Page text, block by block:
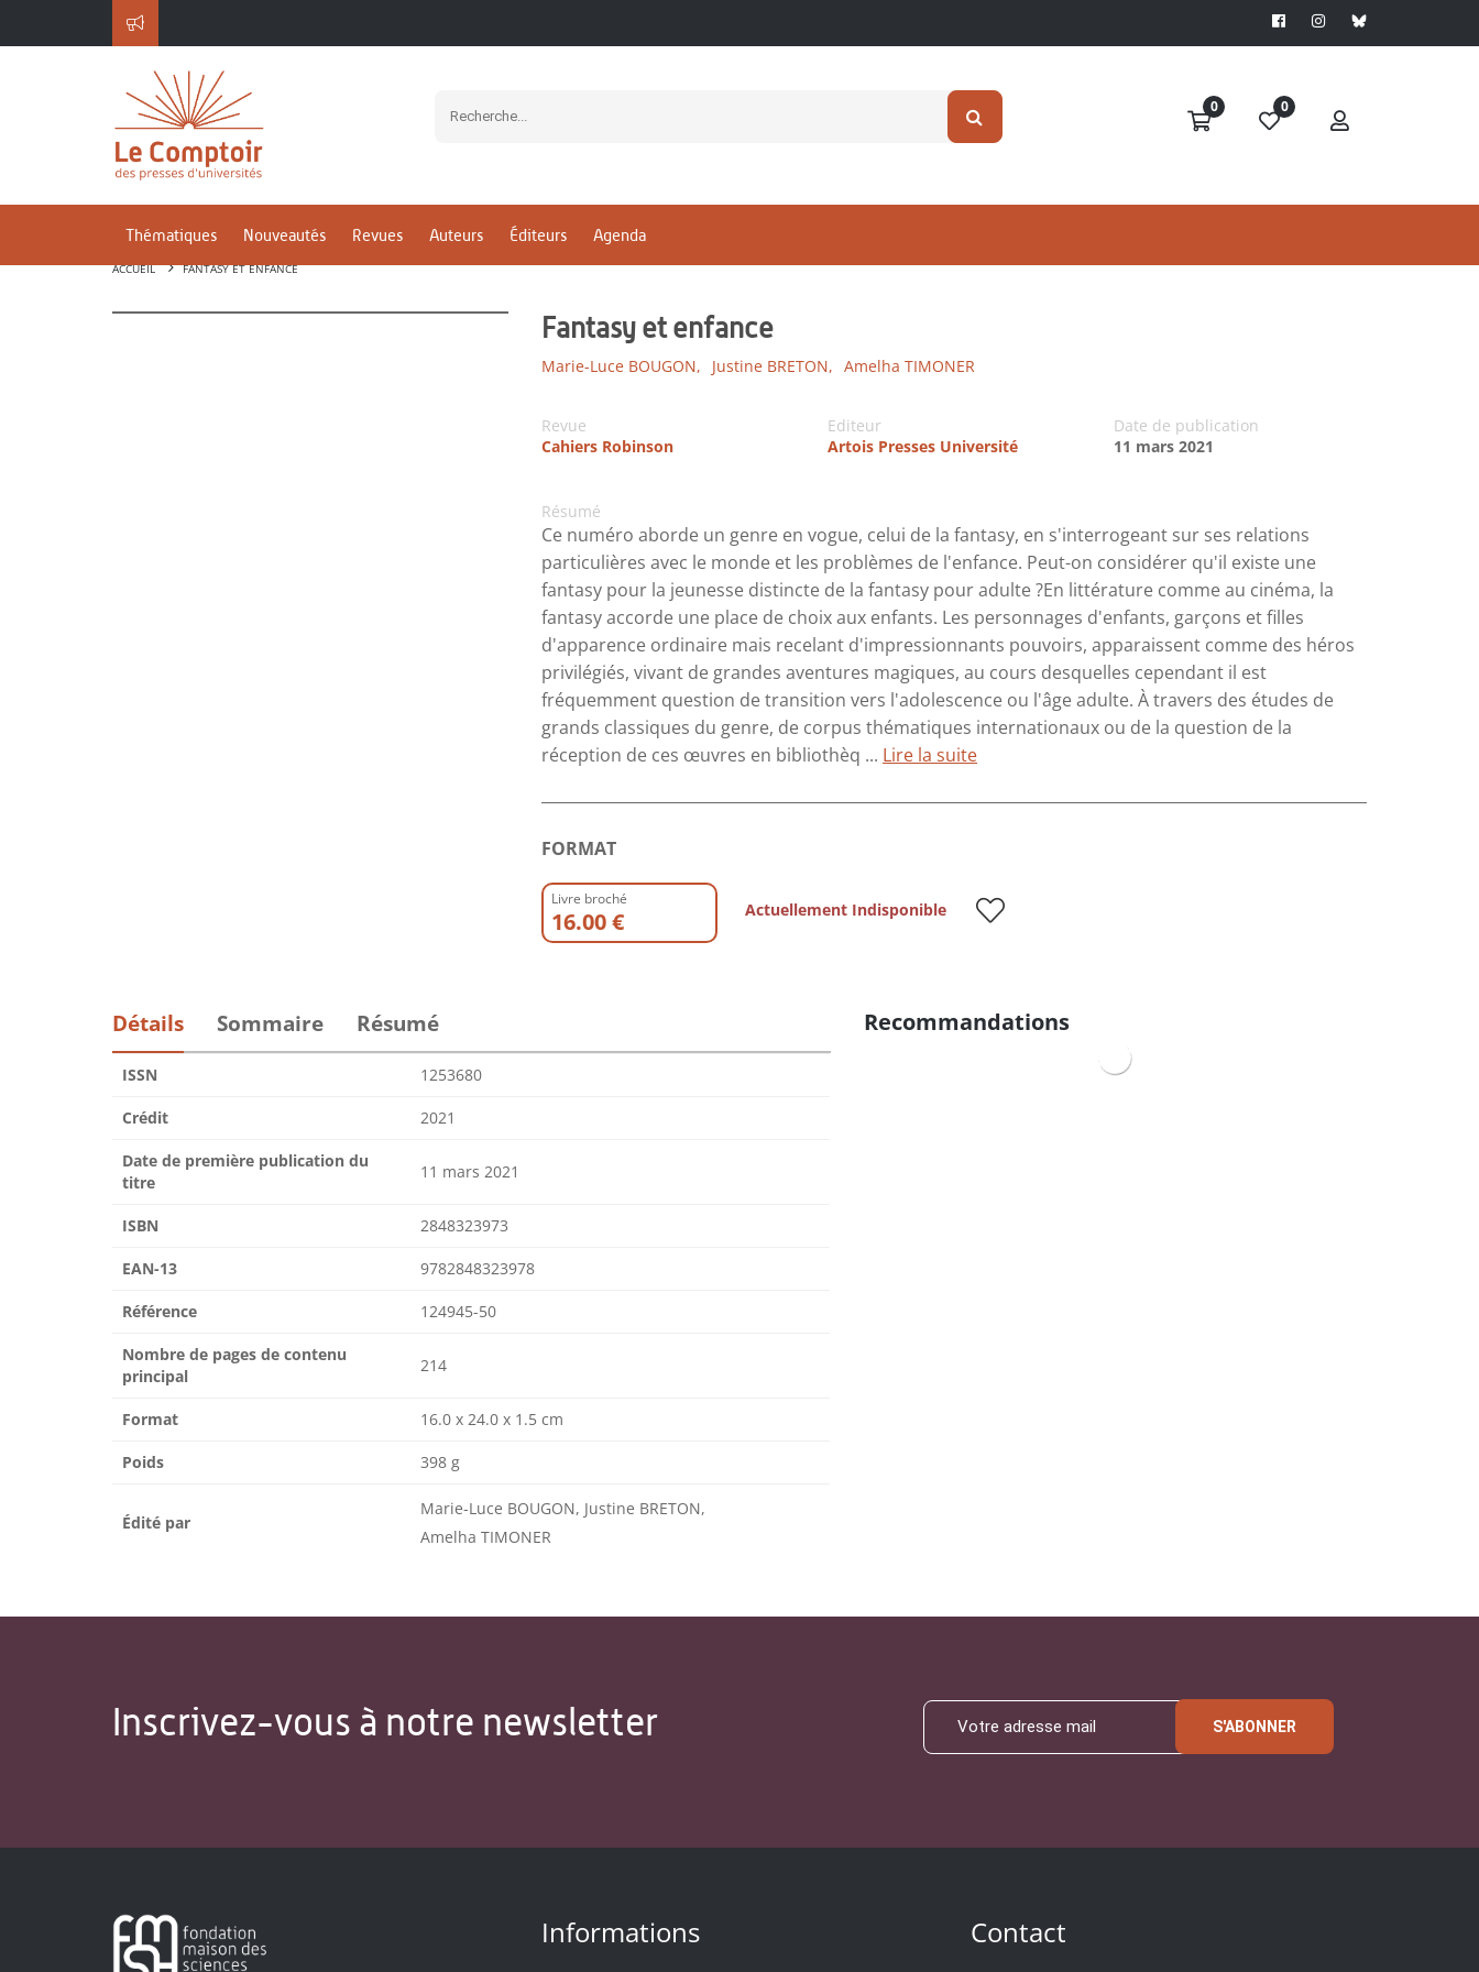
0 0
Thématiques Nouveautés Revues Auteurs Éditeurs Agenda
ACCUEIL FANTASY ET ENFANCE
Fantasy et enfance
Marie-Luce BOUGON, Justine BRETON, Amelha TIMONER
Revue
Cahiers Robinson
Editeur
Artois Presses Université
Date de publication
11 mars 2021
Résumé
Ce numéro aborde un genre en vogue, celui de la fantasy, en s'interrogeant sur ses relations
particulières avec le monde et les problèmes de l'enfance. Peut-on considérer qu'il existe une
fantasy pour la jeunesse distincte de la fantasy pour adulte ?En littérature comme au cinéma, la
fantasy accorde une place de choix aux enfants. Les personnages d'enfants, garçons et filles
d'apparence ordinaire mais recelant d'impressionnants pouvoirs, apparaissent comme des héros
privilégiés, vivant de grandes aventures magiques, au cours desquelles cependant il est
fréquemment question de transition vers l'adolescence ou l'âge adulte. À travers des études de
grands classiques du genre, de corpus thématiques internationaux ou de la question de la
réception de ces œuvres en bibliothèq ... Lire la suite
FORMAT
Livre broché
16.00 € Actuellement Indisponible
Détails Sommaire Résumé
ISSN 1253680
Crédit 2021
Date de première publication du
titre
11 mars 2021
ISBN 2848323973
EAN-13 9782848323978
Référence 124945-50
Nombre de pages de contenu
principal
214
Format 16.0 x 24.0 x 1.5 cm
Poids 398 g
Édité par
Marie-Luce BOUGON, Justine BRETON,
Amelha TIMONER
Recommandations
Inscrivez-vous à notre newsletter S'ABONNER
Informations Contact